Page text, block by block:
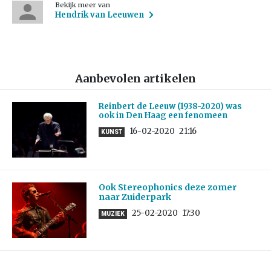
Bekijk meer van
Hendrik van Leeuwen
Aanbevolen artikelen
Reinbert de Leeuw (1938-2020) was
ook in Den Haag een fenomeen
KUNST 16-02-2020 21:16
Ook Stereophonics deze zomer
naar Zuiderpark
MUZIEK 25-02-2020 17:30